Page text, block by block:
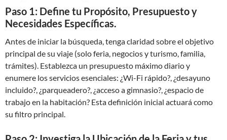
Paso 1: Define tu Propósito, Presupuesto y
Necesidades Específicas.
Antes de iniciar la búsqueda, tenga claridad sobre el objetivo
principal de su viaje (solo feria, negocios y turismo, familia,
trámites). Establezca un presupuesto máximo diario y
enumere los servicios esenciales: ¿Wi-Fi rápido?, ¿desayuno
incluido?, ¿parqueadero?, ¿acceso a gimnasio?, ¿espacio de
trabajo en la habitación? Esta definición inicial actuará como
su filtro principal.